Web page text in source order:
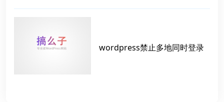
wordpress禁止多地同时登录